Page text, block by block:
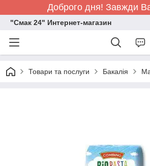
Доброго дня! Завжди
"Смак 24" Интернет-магазин
Товари та послуги Бакалія